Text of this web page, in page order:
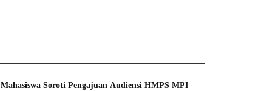
Mahasiswa Soroti Pengajuan Audiensi HMPS MPI